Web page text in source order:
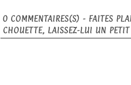
0 COMMENTAIRES(S) - FAITES
CHOUETTE, LAISSEZ-LUI UN